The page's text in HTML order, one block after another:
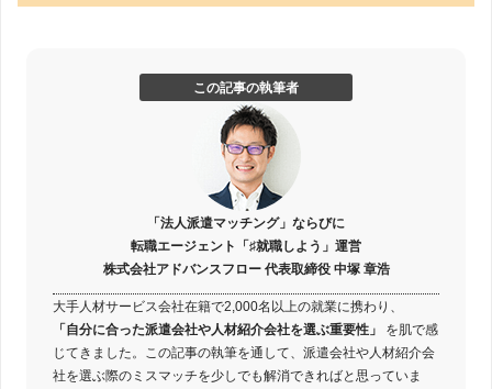
この記事の執筆者
「法人派遣マッチング」ならびに
転職エージェント「♯就職しよう」運営
株式会社アドバンスフロー 代表取締役 中塚 章浩
大手人材サービス会社在籍で2,000名以上の就業に携わり、
「自分に合った派遣会社や人材紹介会社を選ぶ重要性」
を肌で感
じてきました。この記事の執筆を通して、派遣会社や人材紹介会
社を選ぶ際のミスマッチを少しでも解消できればと思っていま